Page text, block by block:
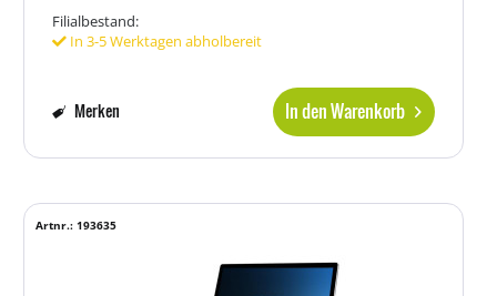
Filialbestand:
In 3-5 Werktagen abholbereit
In den Warenkorb
Merken
Artnr.: 193635